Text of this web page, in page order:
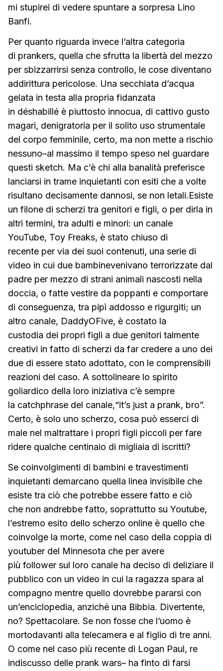
mi stupirei di vedere spuntare a sorpresa Lino
Banfi.
Per quanto riguarda invece l’altra categoria
di prankers, quella che sfrutta la libertà del mezzo
per sbizzarrirsi senza controllo, le cose diventano
addirittura pericolose. Una secchiata d’acqua
gelata in testa alla propria fidanzata
in déshabillé è piuttosto innocua, di cattivo gusto
magari, denigratoria per il solito uso strumentale
del corpo femminile, certo, ma non mette a rischio
nessuno–al massimo il tempo speso nel guardare
questi sketch. Ma c’è chi alla banalità preferisce
lanciarsi in trame inquietanti con esiti che a volte
risultano decisamente dannosi, se non letali.Esiste
un filone di scherzi tra genitori e figli, o per dirla in
altri termini, tra adulti e minori: un canale
YouTube, Toy Freaks, è stato chiuso di
recente per via dei suoi contenuti, una serie di
video in cui due bambinevenivano terrorizzate dal
padre per mezzo di strani animali nascosti nella
doccia, o fatte vestire da poppanti e comportare
di conseguenza, tra pipì addosso e rigurgiti; un
altro canale, DaddyOFive, è costato la
custodia dei propri figli a due genitori talmente
creativi in fatto di scherzi da far credere a uno dei
due di essere stato adottato, con le comprensibili
reazioni del caso. A sottolineare lo spirito
goliardico della loro iniziativa c’è sempre
la catchphrase del canale,“it’s just a prank, bro”.
Certo, è solo uno scherzo, cosa può esserci di
male nel maltrattare i propri figli piccoli per fare
ridere qualche centinaio di migliaia di iscritti?
Se coinvolgimenti di bambini e travestimenti
inquietanti demarcano quella linea invisibile che
esiste tra ciò che potrebbe essere fatto e ciò
che non andrebbe fatto, soprattutto su Youtube,
l’estremo esito dello scherzo online è quello che
coinvolge la morte, come nel caso della coppia di
youtuber del Minnesota che per avere
più follower sul loro canale ha deciso di deliziare il
pubblico con un video in cui la ragazza spara al
compagno mentre quello dovrebbe pararsi con
un’enciclopedia, anziché una Bibbia. Divertente,
no? Spettacolare. Se non fosse che l’uomo è
mortodavanti alla telecamera e al figlio di tre anni.
O come nel caso più recente di Logan Paul, re
indiscusso delle prank wars– ha finto di farsi